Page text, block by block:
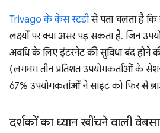
Trivago के केस स्टडीसे पता चलता है
लक्ष्यों पर क्या असर पड़ सकता है. जिन
अवधि के लिए इंटरनेट की सुविधा बंद
(लगभग तीन प्रतिशत उपयोगकर्ताओं के
67% उपयोगकर्ताओं ने साइट को फिर से
दर्शकों का ध्यान खींचने वाली